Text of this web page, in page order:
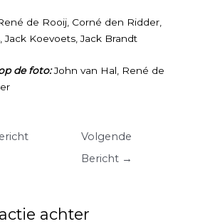
de Rooij, Corné den Ridder,
Jack Koevoets, Jack Brandt
de foto:John van Hal, René de
Volgende
Bericht →
achter